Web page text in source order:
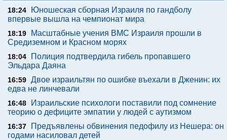
18:24
Юношеская сборная Израиля по гандболу
впервые вышла на чемпионат мира
18:19
Масштабные учения ВМС Израиля прошли в
Средиземном и Красном морях
18:04
Полиция подтвердила гибель пропавшего
Эльдара Даяна
16:59 Двое израильтян по ошибке въехали в Дженин: их
едва не линчевали
16:48
Израильские психологи поставили под сомнение
теорию о дефиците эмпатии у людей с аутизмом
16:37
Предъявлены обвинения педофилу из Нешера: он
годами насиловал детей